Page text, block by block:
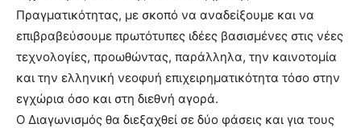
Πραγματικότητας, με σκοπό να αναδείξουμε και να
επιβραβεύσουμε πρωτότυπες ιδέες βασισμένες στις νέες
τεχνολογίες, προωθώντας, παράλληλα, την καινοτομία
και την ελληνική νεοφυή επιχειρηματικότητα τόσο στην
εγχώρια όσο και στη διεθνή αγορά.
Ο Διαγωνισμός θα διεξαχθεί σε δύο φάσεις και για τους